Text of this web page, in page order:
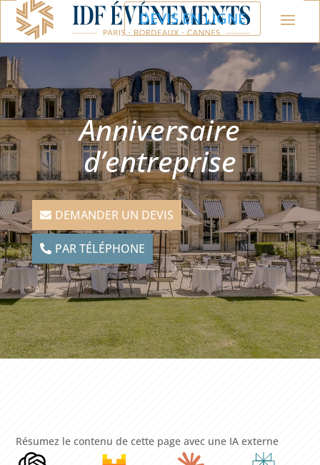
DEVIS EN LIGNE
Anniversaire
d’entreprise
DEMANDER UN DEVIS
PAR TÉLÉPHONE
Résumez le contenu de cette page avec une IA externe